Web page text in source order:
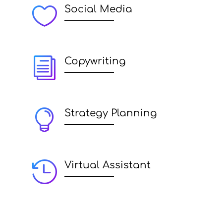
 Social Media
i Copywriting
 Strategy Planning
 Virtual Assistant